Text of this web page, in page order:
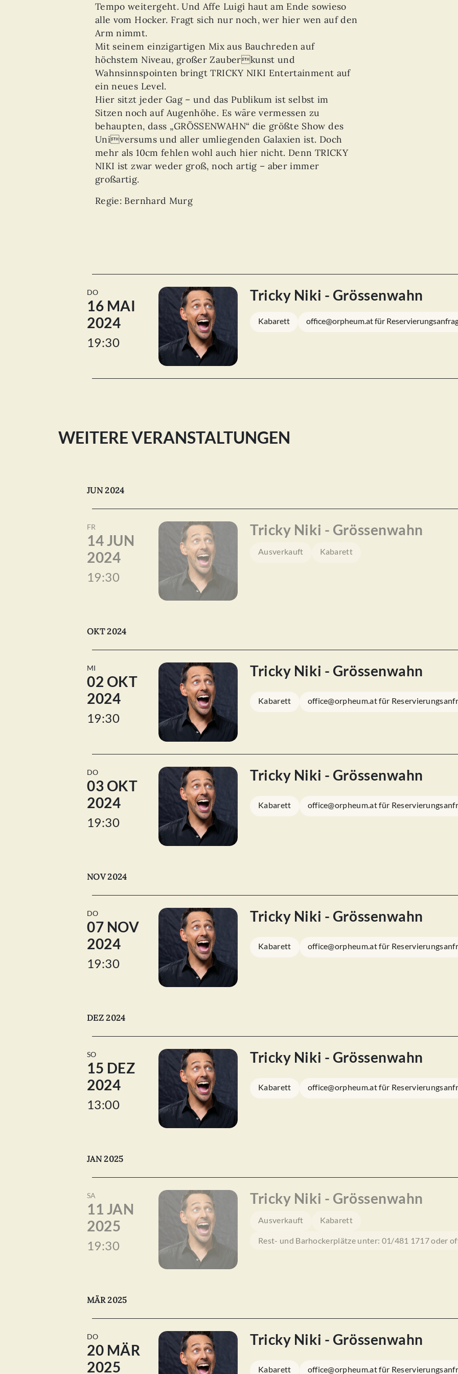
Tempo weitergeht. Und Affe Luigi haut am Ende sowieso
alle vom Hocker. Fragt sich nur noch, wer hier wen auf den
Arm nimmt.
Mit seinem einzigartigen Mix aus Bauchreden auf
höchstem Niveau, großer Zauberkunst und
Wahnsinnspointen bringt TRICKY NIKI Entertainment auf
ein neues Level.
Hier sitzt jeder Gag – und das Publikum ist selbst im
Sitzen noch auf Augenhöhe. Es wäre vermessen zu
behaupten, dass „GRÖSSENWAHN“ die größte Show des
Universums und aller umliegenden Galaxien ist. Doch
mehr als 10cm fehlen wohl auch hier nicht. Denn TRICKY
NIKI ist zwar weder groß, noch artig – aber immer
großartig.
Regie: Bernhard Murg
DO
16 MAI
2024
19:30
Tricky Niki - Grössenwahn
Kabarett office@orpheum.at für
WEITERE VERANSTALTUNGEN
JUN 2024
FR
14 JUN
2024
19:30
Tricky Niki - Grössenwahn
Ausverkauft Kabarett
OKT 2024
MI
02 OKT
2024
19:30
Tricky Niki - Grössenwahn
Kabarett office@orpheum.at für
DO
03 OKT
2024
19:30
Tricky Niki - Grössenwahn
Kabarett office@orpheum.at für
NOV 2024
DO
07 NOV
2024
19:30
Tricky Niki - Grössenwahn
Kabarett office@orpheum.at für
DEZ 2024
SO
15 DEZ
2024
13:00
Tricky Niki - Grössenwahn
Kabarett office@orpheum.at für
JAN 2025
SA
11 JAN
2025
19:30
Tricky Niki - Grössenwahn
Ausverkauft Kabarett
Rest- und Barhockerplätze unter: 01/481 1717 oder
MÄR 2025
DO
20 MÄR
2025
Tricky Niki - Grössenwahn
Kabarett office@orpheum.at für